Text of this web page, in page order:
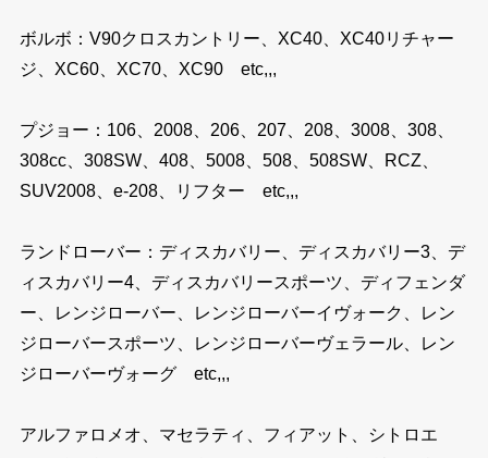
ボルボ：V90クロスカントリー、XC40、XC40リチャー
ジ、XC60、XC70、XC90 etc,,,
プジョー：106、2008、206、207、208、3008、308、
308cc、308SW、408、5008、508、508SW、RCZ、
SUV2008、e-208、リフター etc,,,
ランドローバー：ディスカバリー、ディスカバリー3、デ
ィスカバリー4、ディスカバリースポーツ、ディフェンダ
ー、レンジローバー、レンジローバーイヴォーク、レン
ジローバースポーツ、レンジローバーヴェラール、レン
ジローバーヴォーグ etc,,,
アルファロメオ、マセラティ、フィアット、シトロエ